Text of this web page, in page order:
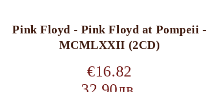
Pink Floyd - Pink Floyd at Pompeii -
MCMLXXII (2CD)
€16.82